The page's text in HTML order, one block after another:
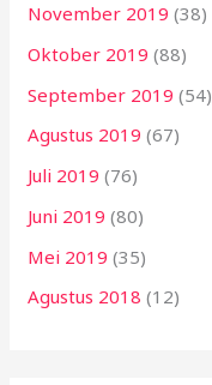
November 2019 (38)
Oktober 2019 (88)
September 2019 (54)
Agustus 2019 (67)
Juli 2019 (76)
Juni 2019 (80)
Mei 2019 (35)
Agustus 2018 (12)